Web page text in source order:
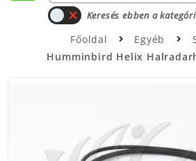
Keresés ebben a
Főoldal Egyéb
Humminbird Helix